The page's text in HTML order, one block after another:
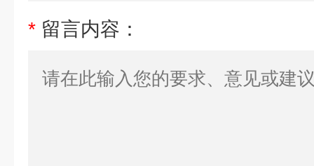
* 留言内容：